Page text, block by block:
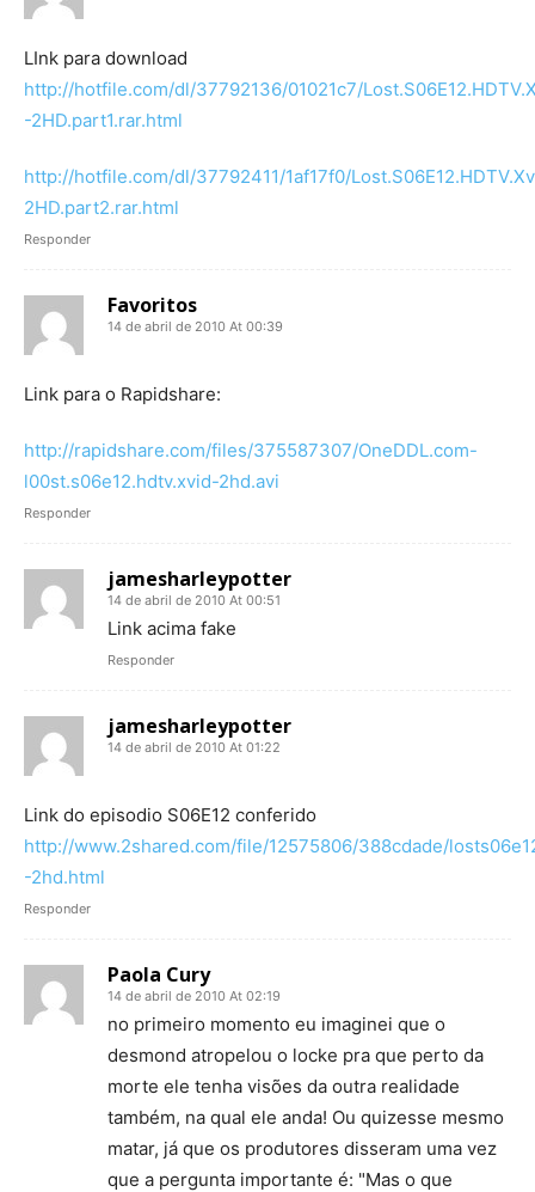
LInk para download
http://hotfile.com/dl/37792136/01021c7/
-2HD.part1.rar.html
http://hotfile.com/dl/37792411/1af17f0/
2HD.part2.rar.html
Responder
Favoritos
14 de abril de 2010 At 00:39
Link para o Rapidshare:
http://rapidshare.com/files/375587307/OneDDL.com-
l00st.s06e12.hdtv.xvid-2hd.avi
Responder
jamesharleypotter
14 de abril de 2010 At 00:51
Link acima fake
Responder
jamesharleypotter
14 de abril de 2010 At 01:22
Link do episodio S06E12 conferido
http://www.2shared.com/file/12575806/388cdade/
-2hd.html
Responder
Paola Cury
14 de abril de 2010 At 02:19
no primeiro momento eu imaginei que o
desmond atropelou o locke pra que perto da
morte ele tenha visões da outra realidade
também, na qual ele anda! Ou quizesse mesmo
matar, já que os produtores disseram uma vez
que a pergunta importante é: "Mas o que